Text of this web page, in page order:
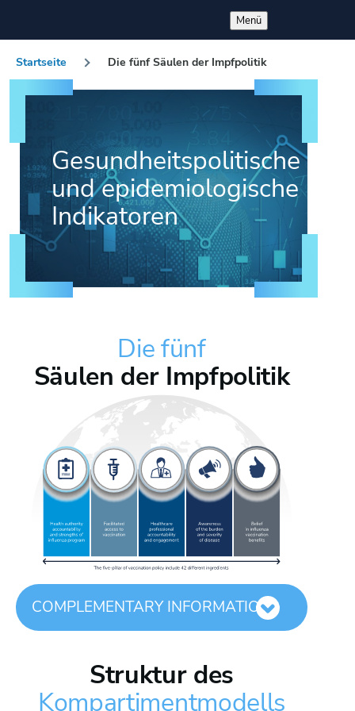
Menü
Pfadnavigation
Startseite Die fünf Säulen der Impfpolitik
Gesundheitspolitische
und epidemiologische
Indikatoren
Die fünf
Säulen der Impfpolitik
COMPLEMENTARY INFORMATION
Struktur des
Kompartimentmodells